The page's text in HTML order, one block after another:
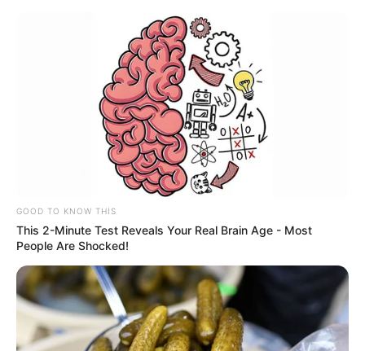
Azərbaycanda bu şəxslər 50 min
manatadəkcərimələnəcək
Prezidentin yüksək vəzifə verdiyi Azər
Mursaqulov kimdir? -DOSYE
GOOD TO KNOW THIS
This 2-Minute Test Reveals Your Real Brain Age - Most
People Are Shocked!